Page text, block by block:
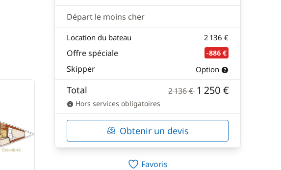
Départ le moins cher
Location du bateau 2 136 €
Offre spéciale -886 €
Skipper Option
Total 2 136 €1 250 €
Hors services obligatoires
Obtenir un devis
Favoris